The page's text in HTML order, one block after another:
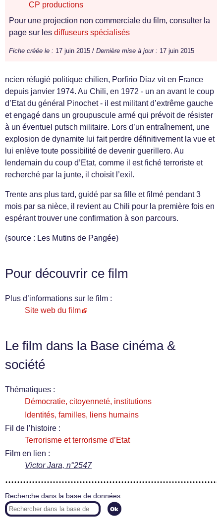
CP productions
Pour une projection non commerciale du film, consulter la
page sur les diffuseurs spécialisés
Fiche créée le : 17 juin 2015 / Dernière mise à jour : 17 juin 2015
ncien réfugié politique chilien, Porfirio Diaz vit en France
depuis janvier 1974. Au Chili, en 1972 - un an avant le coup
d’Etat du général Pinochet - il est militant d’extrême gauche
et engagé dans un groupuscule armé qui prévoit de résister
à un éventuel putsch militaire. Lors d’un entraînement, une
explosion de dynamite lui fait perdre définitivement la vue et
lui enlève toute possibilité de devenir guerillero. Au
lendemain du coup d’Etat, comme il est fiché terroriste et
recherché par la junte, il choisit l’exil.
Trente ans plus tard, guidé par sa fille et filmé pendant 3
mois par sa nièce, il revient au Chili pour la première fois en
espérant trouver une confirmation à son parcours.
(source : Les Mutins de Pangée)
Pour découvrir ce film
Plus d’informations sur le film :
Site web du film
Le film dans la Base cinéma &
société
Thématiques :
Démocratie, citoyenneté, institutions
Identités, familles, liens humains
Fil de l’histoire :
Terrorisme et terrorisme d’Etat
Film en lien :
Victor Jara, n°2547
Recherche dans la base de données